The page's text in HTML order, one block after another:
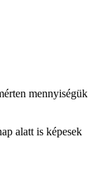
mennyiségük
alatt is képesek